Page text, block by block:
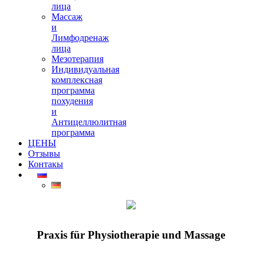
лица
Массаж
и
Лимфодренаж
лица
Мезотерапия
Индивидуальная
комплексная
программа
похудения
и
Антицеллюлитная
программа
ЦЕНЫ
Отзывы
Контакы
Praxis für Physiotherapie und Massage